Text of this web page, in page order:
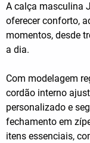
A calça masculina
oferecer conforto,
momentos, desde
a dia.
Com modelagem
cordão interno
personalizado e
fechamento em
itens essenciais,